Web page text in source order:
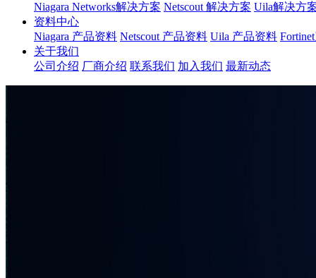
Niagara Networks解决方案 Netscout 解决方案 Uila解决方
资料中心
Niagara 产品资料 Netscout 产品资料 Uila 产品资料
关于我们
公司介绍 厂商介绍 联系我们 加入我们 最新动态